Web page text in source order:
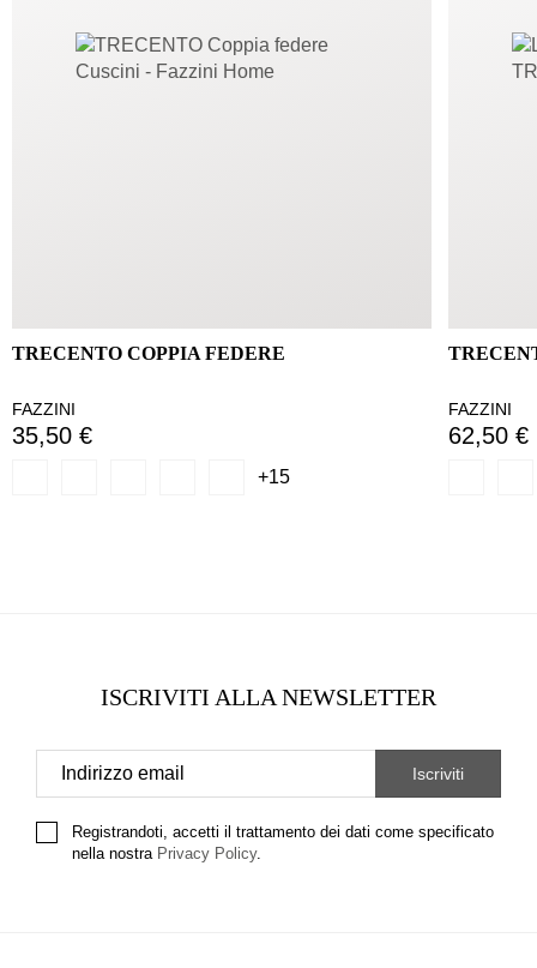
TRECENTO COPPIA FEDERE
FAZZINI
35,50 €
+15
FAZZINI
62,50 €
ISCRIVITI ALLA NEWSLETTER
Registrandoti, accetti il trattamento dei dati come specificato
nella nostra Privacy Policy.